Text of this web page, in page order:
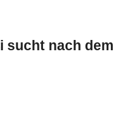
sucht nach dem